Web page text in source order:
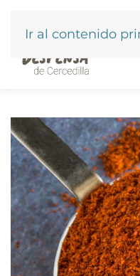
Ir al contenido